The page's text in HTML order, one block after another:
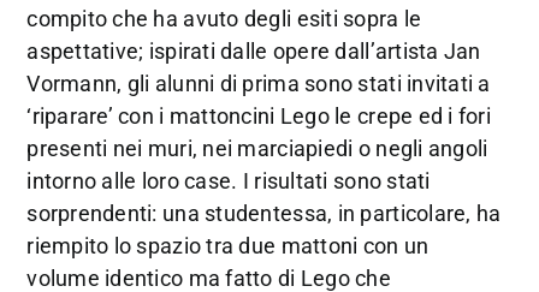
compito che ha avuto degli esiti sopra le
aspettative; ispirati dalle opere dall’artista Jan
Vormann, gli alunni di prima sono stati invitati a
‘riparare’ con i mattoncini Lego le crepe ed i fori
presenti nei muri, nei marciapiedi o negli angoli
intorno alle loro case. I risultati sono stati
sorprendenti: una studentessa, in particolare, ha
riempito lo spazio tra due mattoni con un
volume identico ma fatto di Lego che